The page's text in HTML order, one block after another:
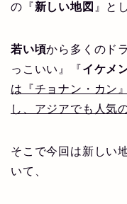
の『新しい地図 』と
若い頃から多くのド
っこいい』『イケメ
は『チョナン・カン
し、アジアでも人気
そこで今回は新しい
いて、